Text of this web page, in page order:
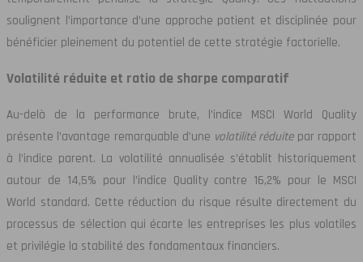
soulignent l’importance d’une approche patient et disciplinée pour
bénéficier pleinement du potentiel de cette stratégie factorielle.
Volatilité réduite et ratio de sharpe comparatif
Au-delà de la performance brute, l’indice MSCI World Quality
présente l’avantage remarquable d’une volatilité réduite par rapport
à l’indice parent. La volatilité annualisée s’établit historiquement
autour de 14,5% pour l’indice Quality contre 16,2% pour le MSCI
World standard. Cette réduction du risque résulte directement du
processus de sélection qui écarte les entreprises les plus volatiles
et privilégie la stabilité des fondamentaux financiers.